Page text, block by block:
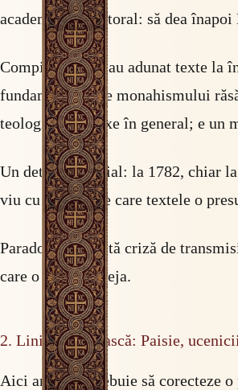
academic, ci pastoral: să dea
Compilatorii nu au adunat texte la
fundamentale ale monahismului
teologiei ortodoxe în general; e un
Un detaliu esențial: la 1782, chiar
viu cu tradiția pe care textele o
Paradoxal, această criză de
care o practica deja.
2. Linia românească: Paisie,
Aici articolul trebuie să corecteze